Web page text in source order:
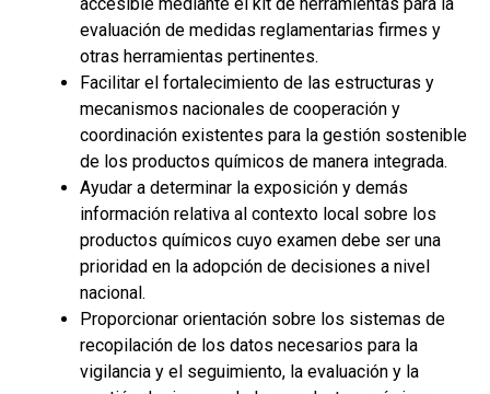
evaluación de medidas reglamentarias firmes y
otras herramientas pertinentes.
Facilitar el fortalecimiento de las estructuras y
mecanismos nacionales de cooperación y
coordinación existentes para la gestión sostenible
de los productos químicos de manera integrada.
Ayudar a determinar la exposición y demás
información relativa al contexto local sobre los
productos químicos cuyo examen debe ser una
prioridad en la adopción de decisiones a nivel
nacional.
Proporcionar orientación sobre los sistemas de
recopilación de los datos necesarios para la
vigilancia y el seguimiento, la evaluación y la